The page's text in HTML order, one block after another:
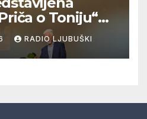
o Toniju“
Hercega
RADIO LJUBUŠKI